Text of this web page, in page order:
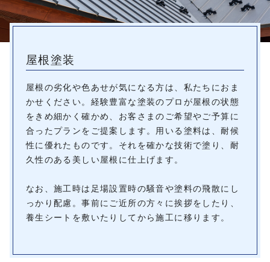
屋根塗装
屋根の劣化や色あせが気になる方は、私たちにおま
かせください。経験豊富な塗装のプロが屋根の状態
をきめ細かく確かめ、お客さまのご希望やご予算に
合ったプランをご提案します。用いる塗料は、耐候
性に優れたものです。それを確かな技術で塗り、耐
久性のある美しい屋根に仕上げます。
なお、施工時は足場設置時の騒音や塗料の飛散にし
っかり配慮。事前にご近所の方々に挨拶をしたり、
養生シートを敷いたりしてから施工に移ります。